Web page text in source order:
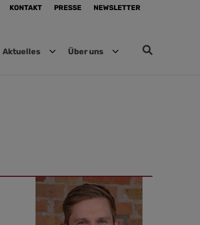
KONTAKT PRESSE NEWSLETTER
Aktuelles Über uns